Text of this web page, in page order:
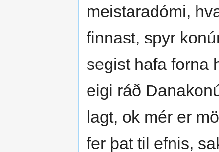
meistaradómi,
finnast, spyr
segist hafa forna
eigi ráð
lagt, ok mér er
fer þat til efnis,